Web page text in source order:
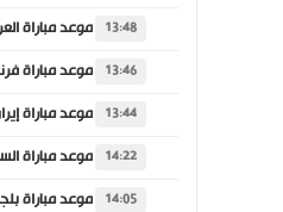
13:48
13:46
13:44
14:22
14:05